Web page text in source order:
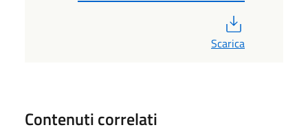
Scarica
Contenuti correlati